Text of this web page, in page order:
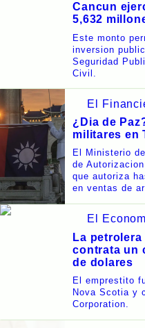
Cancun
5,632
Este monto
inversion
Seguridad
Civil.
El
¿Dia de
militares en
El Ministerio
de
que autoriza
en ventas de
El
La
contrata un
de dolares
El emprestito
Nova Scotia y
Corporation.